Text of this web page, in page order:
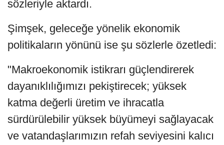
sözleriyle aktardı.
Şimşek, geleceğe yönelik ekonomik
politikaların yönünü ise şu sözlerle özetledi:
"Makroekonomik istikrarı güçlendirerek
dayanıklılığımızı pekiştirecek; yüksek
katma değerli üretim ve ihracatla
sürdürülebilir yüksek büyümeyi sağlayacak
ve vatandaşlarımızın refah seviyesini kalıcı